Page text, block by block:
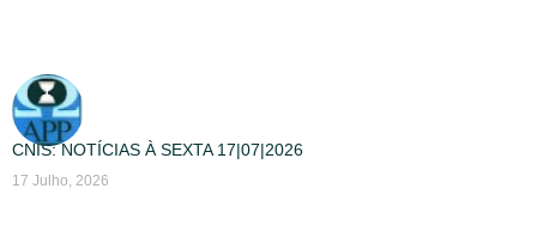
CNIS: NOTÍCIAS À SEXTA 17|07|2026
17 Julho, 2026